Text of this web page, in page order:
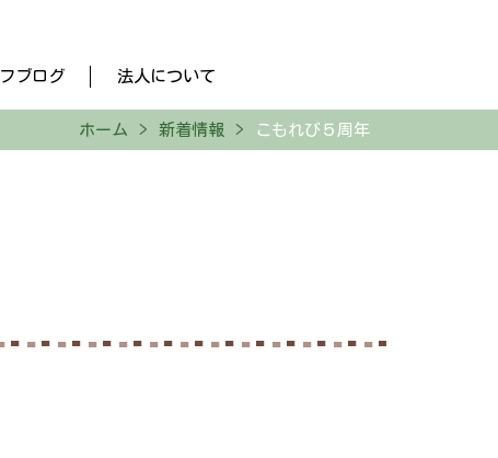
ブログ 法人について
ホーム 新着情報 こもれび５周年